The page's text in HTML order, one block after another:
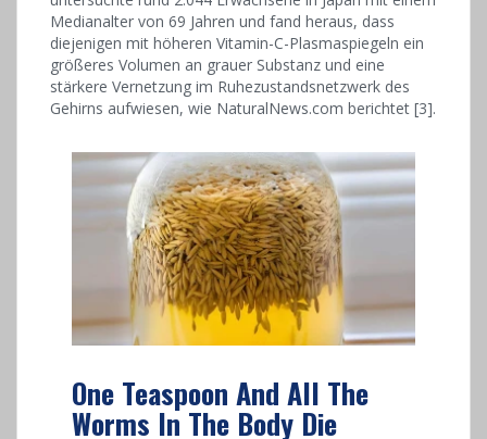
Medianalter von 69 Jahren und fand heraus, dass
diejenigen mit höheren Vitamin-C-Plasmaspiegeln ein
größeres Volumen an grauer Substanz und eine
stärkere Vernetzung im Ruhezustandsnetzwerk des
Gehirns aufwiesen, wie NaturalNews.com berichtet [3].
One Teaspoon And All The
Worms In The Body Die